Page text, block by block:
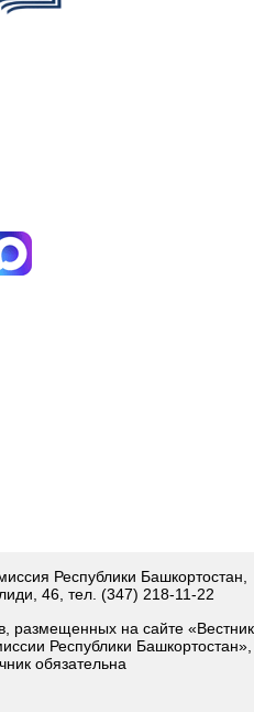
Республики Башкортостан,
46, тел. (347) 218-11-22
размещенных на сайте «Вестник
Республики Башкортостан»,
обязательна